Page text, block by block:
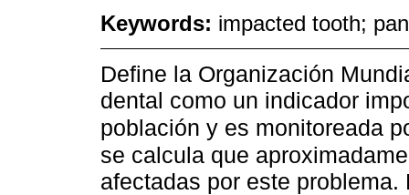
Keywords: impacted tooth;
Define la Organización
dental como un indicador
población y es monitoreada
se calcula que
afectadas por este